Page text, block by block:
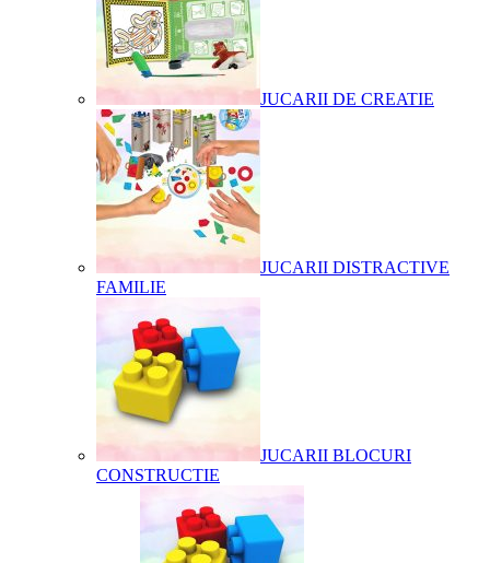
JUCARII DE CREATIE
JUCARII DISTRACTIVE
FAMILIE
JUCARII BLOCURI
CONSTRUCTIE